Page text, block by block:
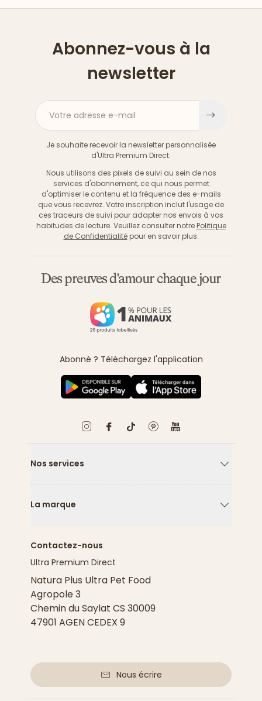
Abonnez-vous à la
newsletter
Votre adresse e-mail
Je souhaite recevoir la newsletter personnalisée
d'Ultra Premium Direct.
Nous utilisons des pixels de suivi au sein de nos
services d'abonnement, ce qui nous permet
d'optimiser le contenu et la fréquence des e-mails
que vous recevrez. Votre inscription inclut l'usage de
ces traceurs de suivi pour adapter nos envois à vos
habitudes de lecture. Veuillez consulter notre Politique
de Confidentialitépour en savoir plus.
Des preuves d'amour chaque jour
Abonné ? Téléchargez l'application
Nos services
La marque
Contactez-nous
Ultra Premium Direct
Natura Plus Ultra Pet Food
Agropole 3
Chemin du Saylat CS 30009
47901 AGEN CEDEX 9
Nous écrire